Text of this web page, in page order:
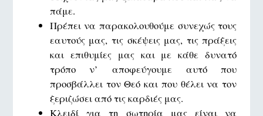
πάμε.
Πρέπει να παρακολουθούμε συνεχώς τους
εαυτούς μας, τις σκέψεις μας, τις πράξεις
και επιθυμίες μας και με κάθε δυνατό
τρόπο ν’ αποφεύγουμε αυτό που
προσβάλλει τον Θεό και που θέλει να τον
ξεριζώσει από τις καρδιές μας.
Κλειδί για τη σωτηρία μας είναι να